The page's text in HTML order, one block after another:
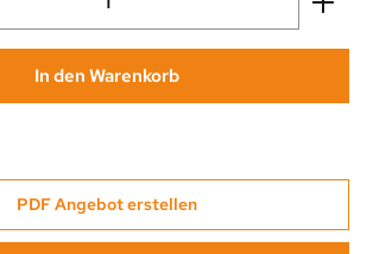
In den Warenkorb
PDF Angebot erstellen